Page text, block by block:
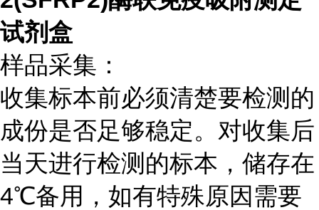
试剂盒
样品采集：
收集标本前必须清楚要检测的
成份是否足够稳定。对收集后
当天进行检测的标本，储存在
4℃备用，如有特殊原因需要